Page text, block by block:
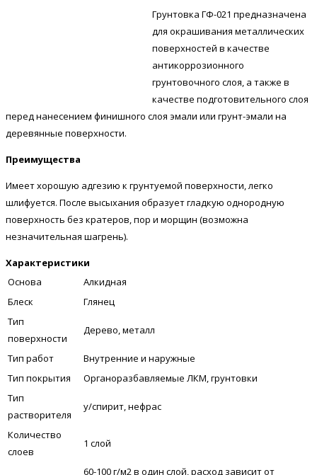
Грунтовка ГФ-021 предназначена
для окрашивания металлических
поверхностей в качестве
антикоррозионного
грунтовочного слоя, а также в
качестве подготовительного слоя
перед нанесением финишного слоя эмали или грунт-эмали на
деревянные поверхности.
Преимущества
Имеет хорошую адгезию к грунтуемой поверхности, легко
шлифуется. После высыхания образует гладкую однородную
поверхность без кратеров, пор и морщин (возможна
незначительная шагрень).
Характеристики
Основа
Алкидная
Блеск
Глянец
Тип
поверхности
Дерево, металл
Тип работ
Внутренние и наружные
Тип покрытия
Органоразбавляемые ЛКМ, грунтовки
Тип
растворителя
у/спирит, нефрас
Количество
слоев
1 слой
60-100 г/м2 в один слой, расход зависит от